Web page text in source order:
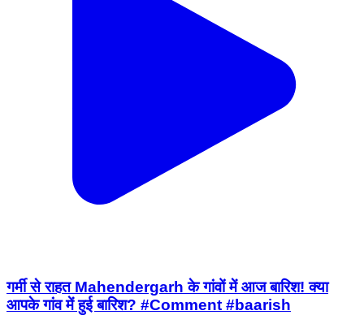
गर्मी से राहत Mahendergarh के गांवों में आज बारिश! क्या
आपके गांव में हुई बारिश? #Comment #baarish